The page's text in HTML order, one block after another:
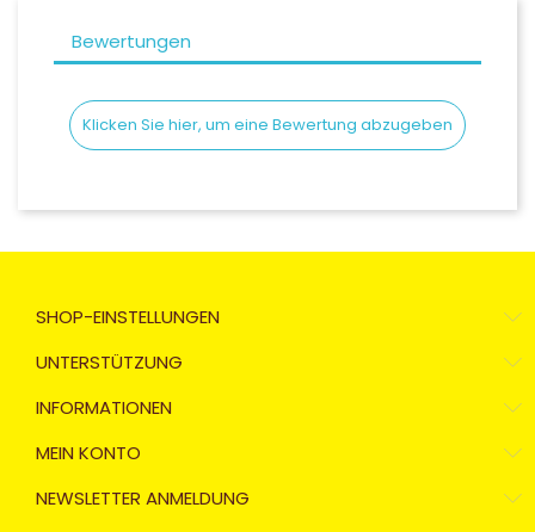
Bewertungen
Klicken Sie hier, um eine Bewertung abzugeben
SHOP-EINSTELLUNGEN
UNTERSTÜTZUNG
INFORMATIONEN
MEIN KONTO
NEWSLETTER ANMELDUNG